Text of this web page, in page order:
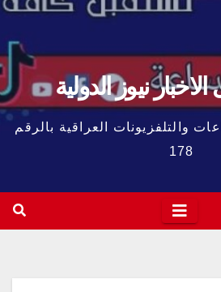
نيوز الدولية
والتلفزيونات العراقية بالرقم
178